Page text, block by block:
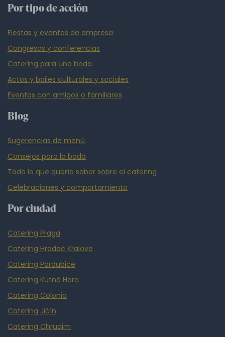
Por tipo de acción
Fiestas y eventos de empresa
Congresos y conferencias
Catering para una boda
Actos y bailes culturales y sociales
Eventos con amigos o familiares
Blog
Sugerencias de menú
Consejos para la boda
Todo lo que quería saber sobre el catering
Celebraciones y comportamiento
Por ciudad
Catering Praga
Catering Hradec Kralove
Catering Pardubice
Catering Kutná Hora
Catering Colonia
Catering Jičín
Catering Chrudim